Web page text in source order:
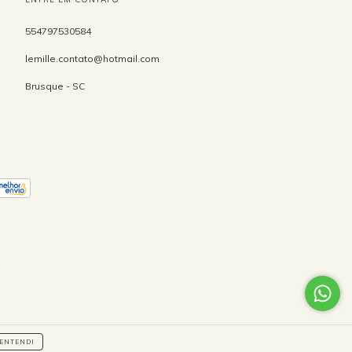
ENTENDI
554797530584
lemille.contato@hotmail.com
Brusque - SC